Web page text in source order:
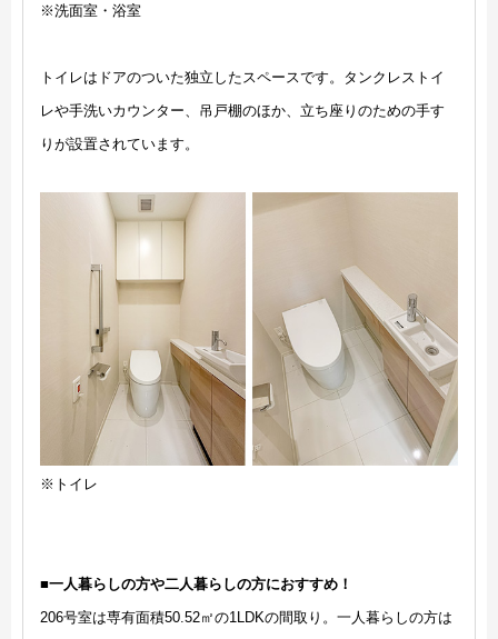
※洗面室・浴室
トイレはドアのついた独立したスペースです。タンクレストイ
レや手洗いカウンター、吊戸棚のほか、立ち座りのための手す
りが設置されています。
※トイレ
■一人暮らしの方や二人暮らしの方におすすめ！
206号室は専有面積50.52㎡の1LDKの間取り。一人暮らしの方は